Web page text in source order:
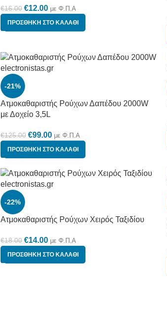
€16.00 €12.00 με Φ.Π.Α
ΠΡΟΣΘΉΚΗ ΣΤΟ ΚΑΛΆΘΙ
-21%
Ατμοκαθαριστής Ρούχων Δαπέδου 2000W
με Δοχείο 3,5L
€125.00 €99.00 με Φ.Π.Α
ΠΡΟΣΘΉΚΗ ΣΤΟ ΚΑΛΆΘΙ
-22%
Ατμοκαθαριστής Ρούχων Χειρός Ταξιδίου
€18.00 €14.00 με Φ.Π.Α
ΠΡΟΣΘΉΚΗ ΣΤΟ ΚΑΛΆΘΙ